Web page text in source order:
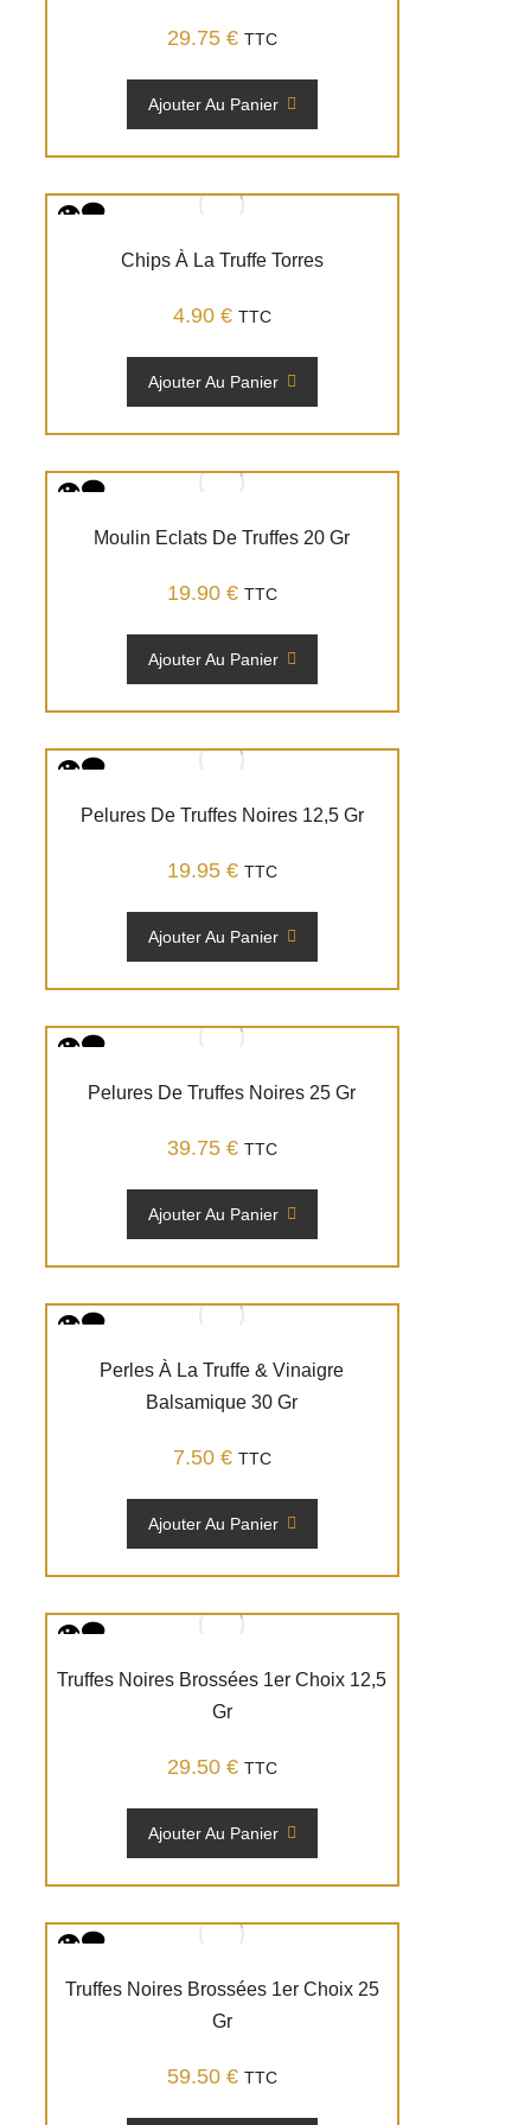
29.75 € TTC
Ajouter Au Panier
Chips À La Truffe Torres
4.90 € TTC
Ajouter Au Panier
Moulin Eclats De Truffes 20 Gr
19.90 € TTC
Ajouter Au Panier
Pelures De Truffes Noires 12,5 Gr
19.95 € TTC
Ajouter Au Panier
Pelures De Truffes Noires 25 Gr
39.75 € TTC
Ajouter Au Panier
Perles À La Truffe & Vinaigre
Balsamique 30 Gr
7.50 € TTC
Ajouter Au Panier
Truffes Noires Brossées 1er Choix 12,5
Gr
29.50 € TTC
Ajouter Au Panier
Truffes Noires Brossées 1er Choix 25
Gr
59.50 € TTC